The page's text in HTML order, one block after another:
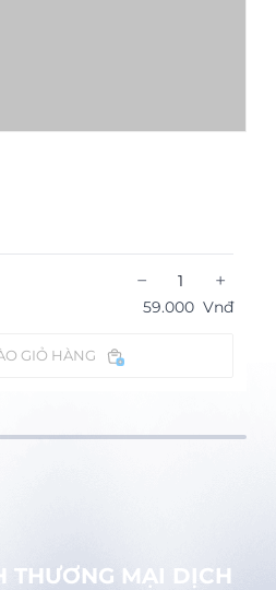
− +
59.000 Vnđ
GIỎ HÀNG
THƯƠNG MẠI DỊCH